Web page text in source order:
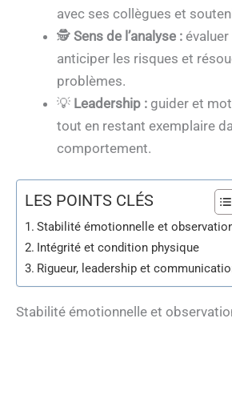
avec ses collègues et
🕵️ Sens de l’analyse :
anticiper les risques et
problèmes.
💡 Leadership : guider et
tout en restant exemplaire
comportement.
LES POINTS CLÉS
Stabilité émotionnelle et
Intégrité et condition physique
Rigueur, leadership et
Stabilité émotionnelle et